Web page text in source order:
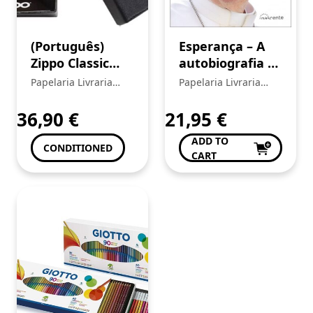
(Português)
Zippo Classic
Black Numero 8
Papelaria Livraria
36,90 €
CONDITIONED
Esperança – A
autobiografia –
Papa Francisco
Papelaria Livraria
21,95 €
ADD TO
CART